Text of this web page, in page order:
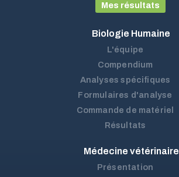
Mes résultats
Biologie Humaine
L'équipe
Compendium
Analyses spécifiques
Formulaires d'analyse
Commande de matériel
Résultats
Médecine vétérinaire
Présentation